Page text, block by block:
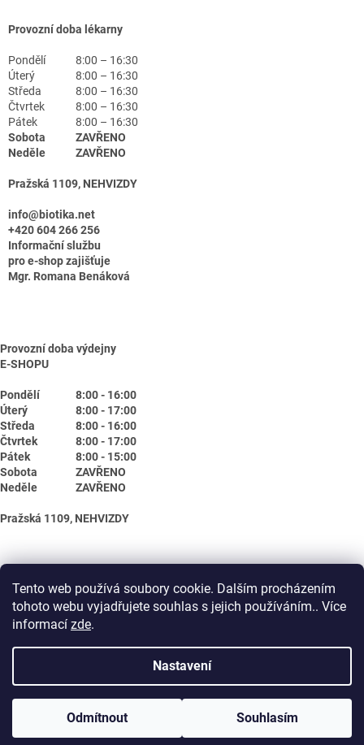
Tento web používá soubory cookie. Dalším procházením
tohoto webu vyjadřujete souhlas s jejich používáním.. Více
informací zde.
Nastavení
Odmítnout Souhlasím
Provozní doba lékarny
Pondělí
8:00 – 16:30
Úterý
8:00 – 16:30
Středa
8:00 – 16:30
Čtvrtek
8:00 – 16:30
Pátek
8:00 – 16:30
Sobota
ZAVŘENO
Neděle
ZAVŘENO
Pražská 1109, NEHVIZDY
info@biotika.net
+420 604 266 256
Informační službu
pro e-shop zajišťuje
Mgr. Romana Benáková
Provozní doba výdejny
E-SHOPU
Pondělí
8:00 - 16:00
Úterý
8:00 - 17:00
Středa
8:00 - 16:00
Čtvrtek
8:00 - 17:00
Pátek
8:00 - 15:00
Sobota
ZAVŘENO
Neděle
ZAVŘENO
Pražská 1109, NEHVIZDY
Vytvořil Shoptet
Copyright 2026Biotika.net . Všechna práva vyhrazena.